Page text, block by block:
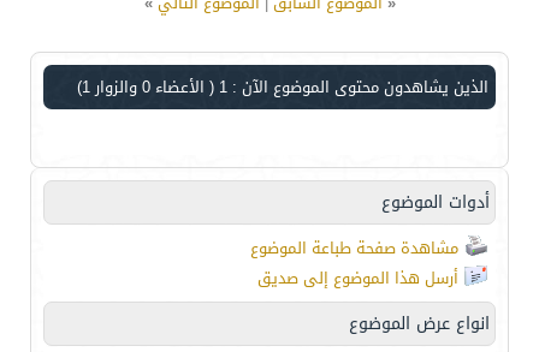
الذين يشاهدون محتوى الموضوع الآن : 1 ( الأعضاء 0 والزوار 1)
أدوات الموضوع
مشاهدة صفحة طباعة الموضوع
أرسل هذا الموضوع إلى صديق
انواع عرض الموضوع